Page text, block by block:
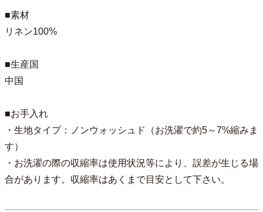
■素材
リネン100%
■生産国
中国
■お手入れ
・生地タイプ：ノンウォッシュド（お洗濯で約5～7%縮みま
す）
・お洗濯の際の収縮率は使用状況等により、誤差が生じる場
合があります。収縮率はあくまで目安として下さい。